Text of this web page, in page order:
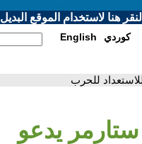
هنا لاستخدام الموقع البديل
English كوردي
للحرب
يدعو